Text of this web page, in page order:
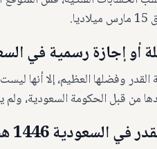
أو إجازة رسمية في
القدر وفضلها العظيم، إلا أنها
من قبل الحكومة السعودية،
السعودية 1446 هجريا؟